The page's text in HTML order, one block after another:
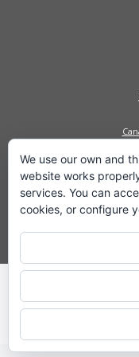
·© 2026 Fundacio
We use our own and
website works
services. You can
cookies, or configure